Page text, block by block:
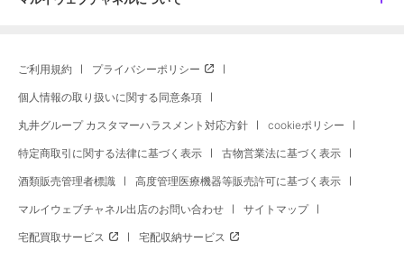
ご利用規約 プライバシーポリシー
個人情報の取り扱いに関する同意条項
丸井グループ カスタマーハラスメント対応方針 cookieポリシー
特定商取引に関する法律に基づく表示 古物営業法に基づく表示
酒類販売管理者標識 高度管理医療機器等販売許可に基づく表示
マルイウェブチャネル出店のお問い合わせ サイトマップ
宅配買取サービス 宅配収納サービス